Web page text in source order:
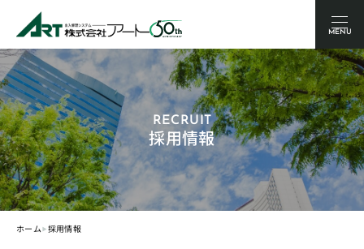
MENU
RECRUIT
採用情報
ホーム‣採用情報